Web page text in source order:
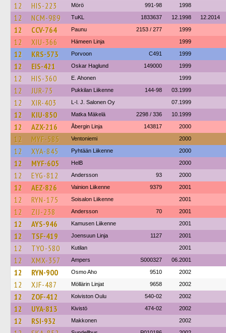
12 HIS-223 Mörö 991-98 1998
12 NCM-989 TuKL 1833637 12.1998 12.2014
12 CCV-764 Paunu 2153 / 277 1999
12 XIU-366 Hämeen Linja 1999
12 KRS-573 Porvoon C491 1999
12 EIS-421 Oskar Haglund 149000 1999
12 HIS-360 E. Ahonen 1999
12 JUR-75 Pukkilan Liikenne 144-98 03.1999
12 XIR-403 L-l. J. Salonen Oy 07.1999
12 KIU-850 Matka Mäkelä 2298 / 336 10.1999
12 AZX-216 Åbergin Linja 143817 2000
12 MYF-585 Ventoniemi 2000
12 XYA-845 Pyhtään Liikenne 2000
12 MYF-605 HelB 2000
12 EYG-812 Andersson 93 2000
12 AEZ-826 Vainion Liikenne 9379 2001
12 RYN-175 Soisalon Liikenne 2001
12 ZIJ-238 Andersson 70 2001
12 AYS-946 Kamusen Liikenne 2001
12 TSF-419 Joensuun Linja 1127 2001
12 TYO-580 Kutilan 2001
12 XMX-357 Ampers S000327 06.2001
12 RYN-900 Osmo Aho 9510 2002
12 XJF-487 Möllärin Linjat 9658 2002
12 ZOF-412 Koiviston Oulu 540-02 2002
12 UYA-813 Kivistö 474-02 2002
12 RSI-932 Makkonen 2002